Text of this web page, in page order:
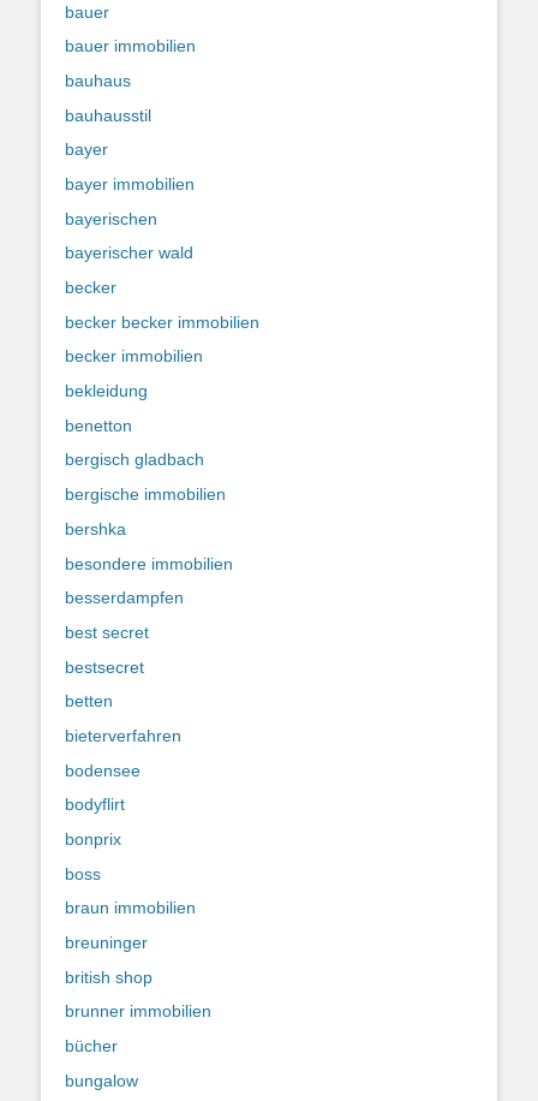
bauer
bauer immobilien
bauhaus
bauhausstil
bayer
bayer immobilien
bayerischen
bayerischer wald
becker
becker becker immobilien
becker immobilien
bekleidung
benetton
bergisch gladbach
bergische immobilien
bershka
besondere immobilien
besserdampfen
best secret
bestsecret
betten
bieterverfahren
bodensee
bodyflirt
bonprix
boss
braun immobilien
breuninger
british shop
brunner immobilien
bücher
bungalow